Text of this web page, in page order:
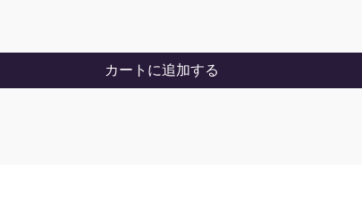
カートに追加する